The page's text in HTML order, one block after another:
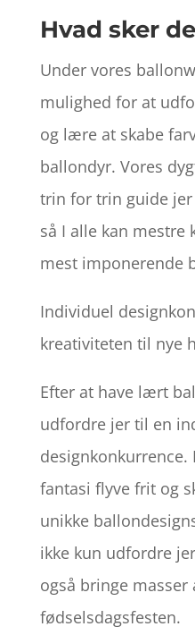
Hvad sker
Under vores
mulighed for at
og lære at skabe
ballondyr. Vores
trin for trin guide
så I alle kan mestre
mest imponerende
Individuel
kreativiteten til nye
Efter at have lært
udfordre jer til en
designkonkurrence.
fantasi flyve frit og
unikke
ikke kun udfordre
også bringe
fødselsdagsfesten.